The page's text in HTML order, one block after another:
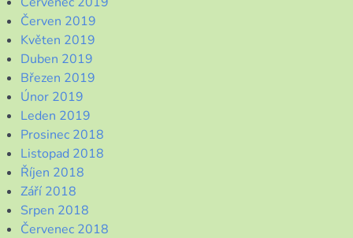
Červen 2019
Květen 2019
Duben 2019
Březen 2019
Únor 2019
Leden 2019
Prosinec 2018
Listopad 2018
Říjen 2018
Září 2018
Srpen 2018
Červenec 2018